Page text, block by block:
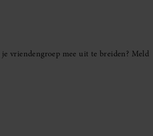
vriendengroep mee uit te breiden? Meld